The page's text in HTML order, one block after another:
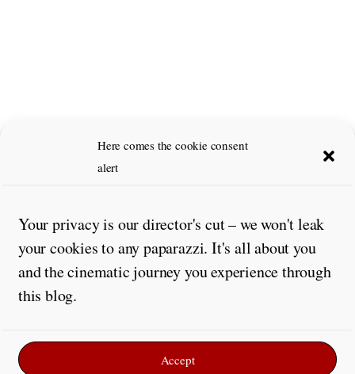
Here comes the cookie consent
alert
Your privacy is our director's cut – we won't leak
your cookies to any paparazzi. It's all about you
and the cinematic journey you experience through
this blog.
Accept
Leave a Reply